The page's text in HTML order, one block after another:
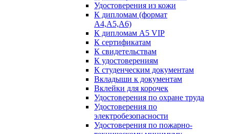
Удостоверения из кожи
К дипломам (формат
А4,А5,А6)
К дипломам А5 VIP
К сертификатам
К свидетельствам
К удостоверениям
К студенческим документам
Вкладыши к документам
Вклейки для корочек
Удостоверения по охране труда
Удостоверения по
электробезопасности
Удостоверения по пожарно-